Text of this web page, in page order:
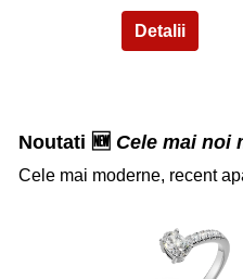
Noutati 🆕 Cele mai noi
Cele mai moderne, recent